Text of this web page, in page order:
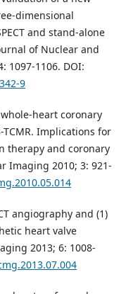
dimensional
and stand-alone
of Nuclear and
1097-1106. DOI:
9
whole-heart coronary
Implications for
therapy and coronary
Imaging 2010; 3: 921-
angiography and (1)
heart valve
2013; 6: 1008-